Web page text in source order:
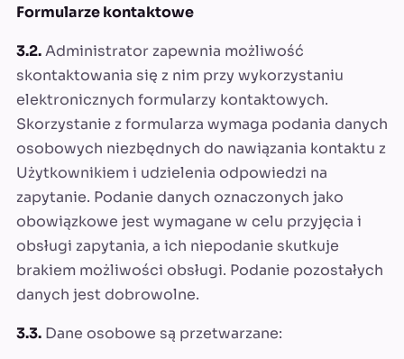
Formularze kontaktowe
3.2.Administrator zapewnia możliwość
skontaktowania się z nim przy wykorzystaniu
elektronicznych formularzy kontaktowych.
Skorzystanie z formularza wymaga podania danych
osobowych niezbędnych do nawiązania kontaktu z
Użytkownikiem i udzielenia odpowiedzi na
zapytanie. Podanie danych oznaczonych jako
obowiązkowe jest wymagane w celu przyjęcia i
obsługi zapytania, a ich niepodanie skutkuje
brakiem możliwości obsługi. Podanie pozostałych
danych jest dobrowolne.
3.3. Dane osobowe są przetwarzane: